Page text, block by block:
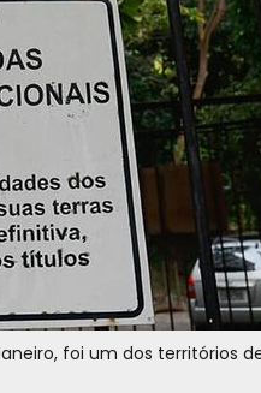
foi um dos territórios